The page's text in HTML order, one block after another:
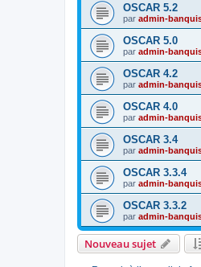
OSCAR 5.2
par admin-
OSCAR 5.0
par admin-
OSCAR 4.2
par admin-
OSCAR 4.0
par admin-
OSCAR 3.4
par admin-
OSCAR 3.3.4
par admin-
OSCAR 3.3.2
par admin-
Nouveau sujet